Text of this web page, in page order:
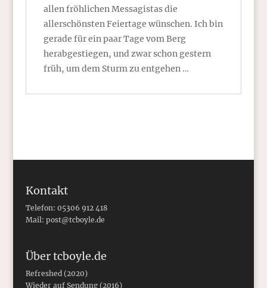
allen fröhlichen Messagistas die
allerschönsten Feiertage wünschen. Ich bin
gerade für ein paar Tage vom Berg
herabgestiegen, und zwar schon gestern
früh, um dem Sturm zu entgehen …
Kontakt
Telefon: 05306 912 418
Mail: post@tcboyle.de
Über tcboyle.de
Refreshed (2020)
Wieder auf Sendung (2016)